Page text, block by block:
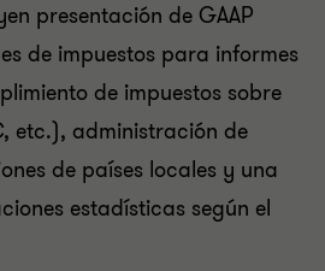
presentación de GAAP
de impuestos para informes
de impuestos sobre
etc.), administración de
de países locales y una
estadísticas según el